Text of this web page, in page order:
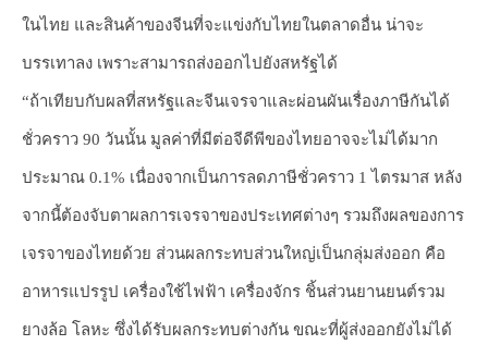
ในไทย และสินค้าของจีนที่จะแข่งกับไทยในตลาดอื่น น่าจะ
บรรเทาลง เพราะสามารถส่งออกไปยังสหรัฐได้
“ถ้าเทียบกับผลที่สหรัฐและจีนเจรจาและผ่อนผันเรื่องภาษีกันได้
ชั่วคราว 90 วันนั้น มูลค่าที่มีต่อจีดีพีของไทยอาจจะไม่ได้มาก
ประมาณ 0.1% เนื่องจากเป็นการลดภาษีชั่วคราว 1 ไตรมาส หลัง
จากนี้ต้องจับตาผลการเจรจาของประเทศต่างๆ รวมถึงผลของการ
เจรจาของไทยด้วย ส่วนผลกระทบส่วนใหญ่เป็นกลุ่มส่งออก คือ
อาหารแปรรูป เครื่องใช้ไฟฟ้า เครื่องจักร ชิ้นส่วนยานยนต์รวม
ยางล้อ โลหะ ซึ่งได้รับผลกระทบต่างกัน ขณะที่ผู้ส่งออกยังไม่ได้